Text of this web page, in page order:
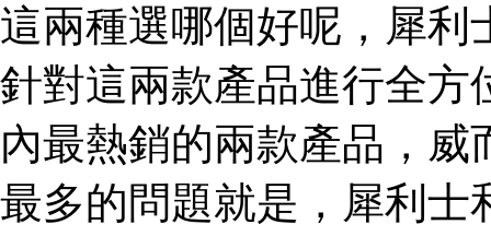
這兩種選哪個好呢，犀利
針對這兩款產品進行全方
內最熱銷的兩款產品，
最多的問題就是，犀利士